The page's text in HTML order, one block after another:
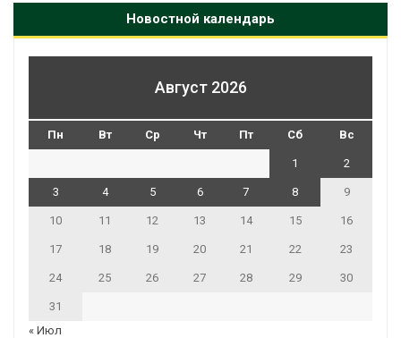
Новостной календарь
Август 2026
Пн Вт Ср Чт Пт Сб Вс
1 2
3 4 5 6 7 8 9
10 11 12 13 14 15 16
17 18 19 20 21 22 23
24 25 26 27 28 29 30
31
« Июл